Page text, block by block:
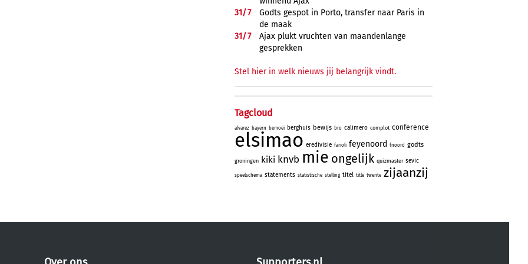
31/7
Godts gespot in Porto, transfer naar Paris in
de maak
31/7
Ajax plukt vruchten van maandenlange
gesprekken
Stel hier in welk nieuws jij belangrijk vindt.
Tagcloud
alvarez bayern bemoei berghuis bewijs bro calimero complot conference
elsimao eredivisie farioli feyenoord fnoord godts
groningen kiki knvb mie ongelijk quizmaster sevic
speelschema statements statistische stelling titel title twente zijaanzij